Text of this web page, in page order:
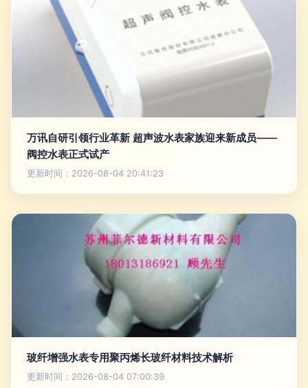
万讯自研引领行业革新 超声波水表家族迎来新成员——
阀控水表正式试产
更新时间：2026-08-04 20:41:23
玻纤增强水表专用聚丙烯长玻纤材料技术解析
更新时间：2026-08-04 07:00:39